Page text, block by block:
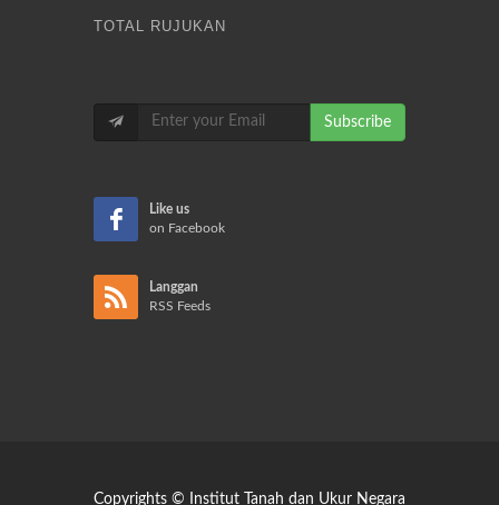
TOTAL RUJUKAN
Subscribe
Like us
on Facebook
Langgan
RSS Feeds
Copyrights © Institut Tanah dan Ukur Negara